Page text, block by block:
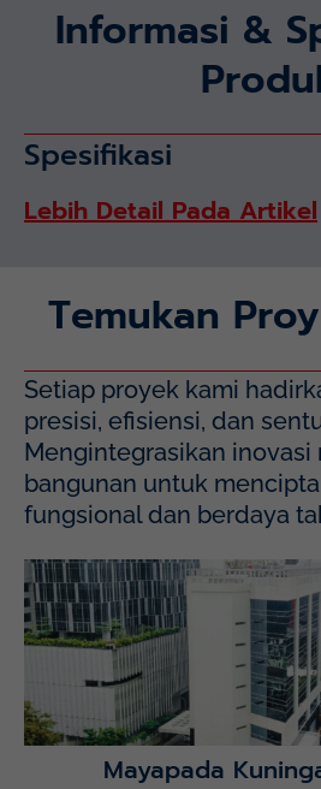
Informasi &
Spesifikasi
Lebih Detail Pada Artikel
Temukan
Setiap proyek kami
presisi, efisiensi, dan
Mengintegrasikan inovasi
bangunan untuk
fungsional dan berdaya
Mayapada Hospital Kuningan
Selatan.
Lihat Detail Proyek
Mayapada